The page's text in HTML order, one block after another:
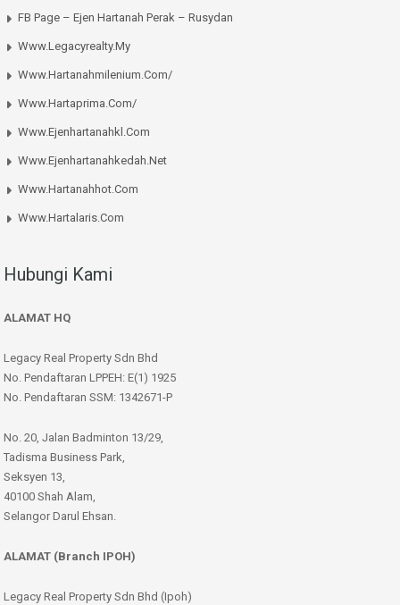
FB Page – Ejen Hartanah Perak – Rusydan
Www.legacyrealty.my
Www.hartanahmilenium.com/
Www.hartaprima.com/
Www.ejenhartanahkl.com
Www.ejenhartanahkedah.net
Www.hartanahhot.com
Www.hartalaris.com
Hubungi Kami
ALAMAT HQ
Legacy Real Property Sdn Bhd
No. Pendaftaran LPPEH: E(1) 1925
No. Pendaftaran SSM: 1342671-P
No. 20, Jalan Badminton 13/29,
Tadisma Business Park,
Seksyen 13,
40100 Shah Alam,
Selangor Darul Ehsan.
ALAMAT (Branch IPOH)
Legacy Real Property Sdn Bhd (Ipoh)